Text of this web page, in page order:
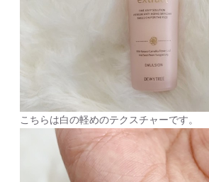
こちらは白の軽めのテクスチャーです。